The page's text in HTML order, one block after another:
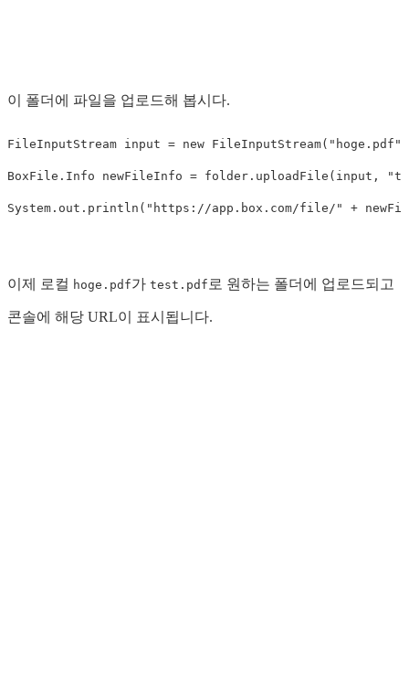
이 폴더에 파일을 업로드해 봅시다.
FileInputStream input = new FileInputStream( "hoge.pdf"
BoxFile . Info newFileInfo = folder . uploadFile ( input ,
System . out . println ( "https://app.box.com/file/" +
이제 로컬 hoge.pdf가 test.pdf로 원하는 폴더에 업로드되고
콘솔에 해당 URL이 표시됩니다.